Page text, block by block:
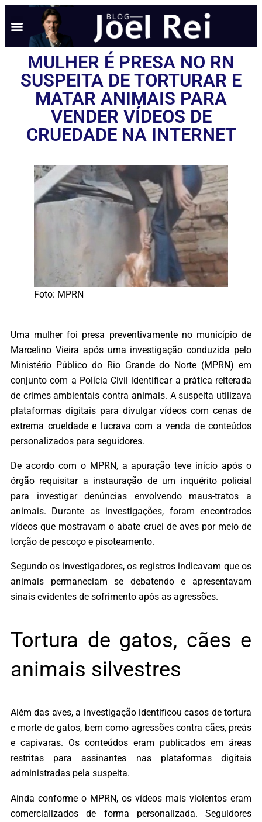
MULHER É PRESA NO RN
SUSPEITA DE TORTURAR E
MATAR ANIMAIS PARA
VENDER VÍDEOS DE
CRUEDADE NA INTERNET
Foto: MPRN
Uma mulher foi presa preventivamente no município de
Marcelino Vieira após uma investigação conduzida pelo
Ministério Público do Rio Grande do Norte (MPRN) em
conjunto com a Polícia Civil identificar a prática reiterada
de crimes ambientais contra animais. A suspeita utilizava
plataformas digitais para divulgar vídeos com cenas de
extrema crueldade e lucrava com a venda de conteúdos
personalizados para seguidores.
De acordo com o MPRN, a apuração teve início após o
órgão requisitar a instauração de um inquérito policial
para investigar denúncias envolvendo maus-tratos a
animais. Durante as investigações, foram encontrados
vídeos que mostravam o abate cruel de aves por meio de
torção de pescoço e pisoteamento.
Segundo os investigadores, os registros indicavam que os
animais permaneciam se debatendo e apresentavam
sinais evidentes de sofrimento após as agressões.
Tortura de gatos, cães e
animais silvestres
Além das aves, a investigação identificou casos de tortura
e morte de gatos, bem como agressões contra cães, preás
e capivaras. Os conteúdos eram publicados em áreas
restritas para assinantes nas plataformas digitais
administradas pela suspeita.
Ainda conforme o MPRN, os vídeos mais violentos eram
comercializados de forma personalizada. Seguidores